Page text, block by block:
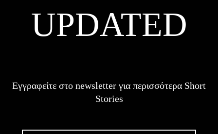
UPDATED
Εγγραφείτε στο newsletter για περισσότερα Short
Stories